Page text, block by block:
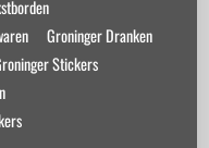
Groninger Dranken
Stickers